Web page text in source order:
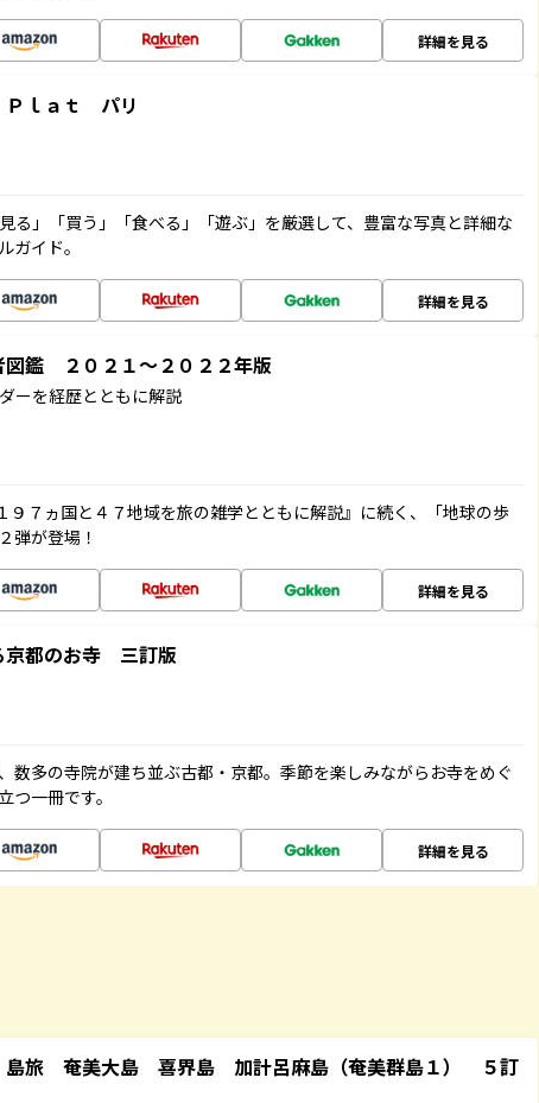
詳細を見る
ｌａｔ パリ
る」「買う」「食べる」「遊ぶ」を厳選して、豊富な写真と詳細な
ガイド。
詳細を見る
鑑 ２０２１～２０２２年版
ーを経歴とともに解説
９７ヵ国と４７地域を旅の雑学とともに解説』に続く、「地球の歩
弾が登場！
詳細を見る
都のお寺 三訂版
数多の寺院が建ち並ぶ古都・京都。季節を楽しみながらお寺をめぐ
つ一冊です。
詳細を見る
旅 奄美大島 喜界島 加計呂麻島（奄美群島１） ５訂